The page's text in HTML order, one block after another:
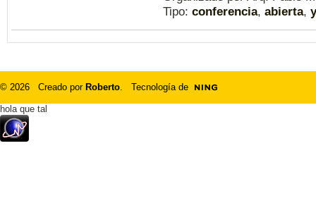
Tipo: conferencia, abierta, y
© 2026 Creado por Roberto . Tecnología de
hola que tal